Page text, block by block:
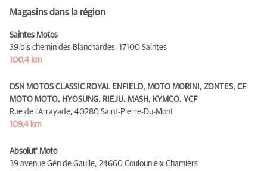
Magasins dans la région
Saintes Motos
39 bis chemin des Blanchardes, 17100 Saintes
100,4 km
DSN MOTOS CLASSIC ROYAL ENFIELD, MOTO MORINI, ZONTES, CF
MOTO MOTO, HYOSUNG, RIEJU, MASH, KYMCO, YCF
Rue de l'Arrayade, 40280 Saint-Pierre-Du-Mont
109,4 km
Absolut' Moto
39 avenue Gén de Gaulle, 24660 Coulounieix Chamiers